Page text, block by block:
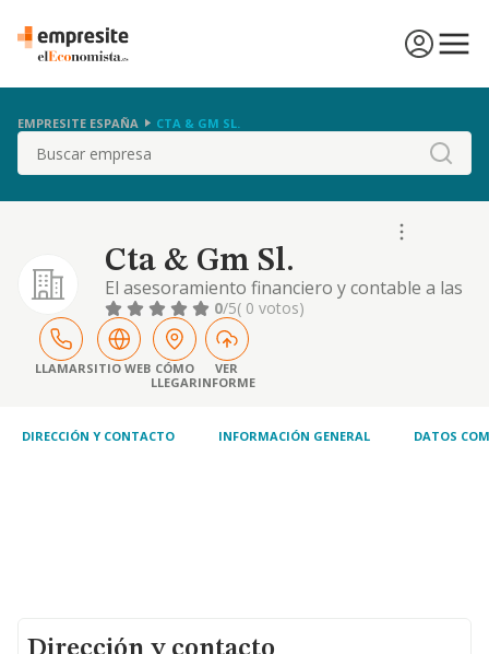
EMPRESITE ESPAÑA CTA & GM SL.
Buscar
Cta & Gm Sl.
El asesoramiento financiero y contable a las
empresas, asi como la actividad inmobiliaria
mediante la promocion, urbanizacion y
parcelacion de terrenos, y la compraventa al
contado o a plazos. permuta etc.
0/5( 0 votos)
LLAMARSITIO WEB CÓMO
LLEGAR
VER
INFORME
DIRECCIÓN Y CONTACTO INFORMACIÓN GENERAL DATOS